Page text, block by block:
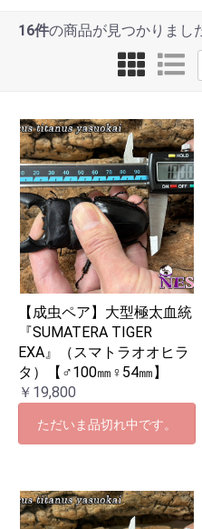
16件の商品が見つかりまし
【成虫ペア】大型極太血統
『SUMATERA TIGER
EXA』（スマトラオオヒラ
タ）【♂100㎜♀54㎜】
￥19,800
ただいま品切れ中です。